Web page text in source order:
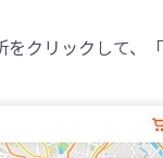
クリックして、「